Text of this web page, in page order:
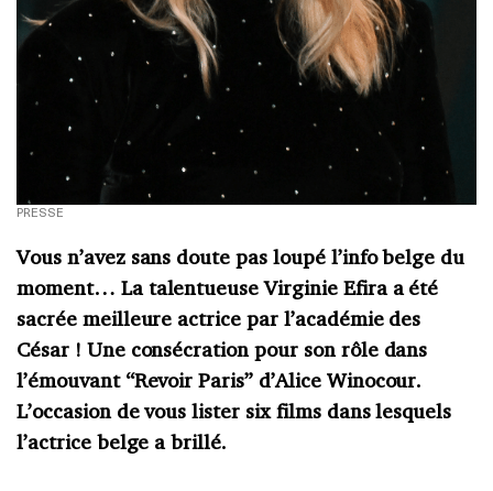
PRESSE
Vous n’avez sans doute pas loupé l’info belge du
moment… La talentueuse Virginie Efira a été
sacrée meilleure actrice par l’académie des
César ! Une consécration pour son rôle dans
l’émouvant “Revoir Paris” d’Alice Winocour.
L’occasion de vous lister six films dans lesquels
l’actrice belge a brillé.